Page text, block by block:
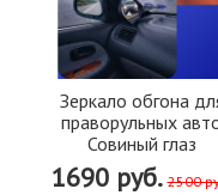
Зеркало обгона
праворульных
Совиный глаз
1690 руб. 2500